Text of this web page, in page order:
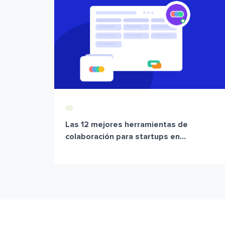
Las 12 mejores herramientas de
colaboración para startups en...